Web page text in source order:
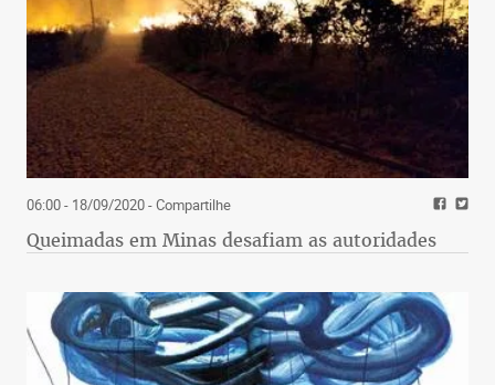
06:00 - 18/09/2020- Compartilhe
Queimadas em Minas desafiam as autoridades